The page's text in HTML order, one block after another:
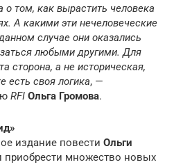
о том, как вырастить человека
А какими эти нечеловеческие
случае они оказались
любыми другими. Для
сторона, а не историческая,
есть своя логика, —
RFI Ольга Громова.
издание повести Ольги
приобрести множество новых